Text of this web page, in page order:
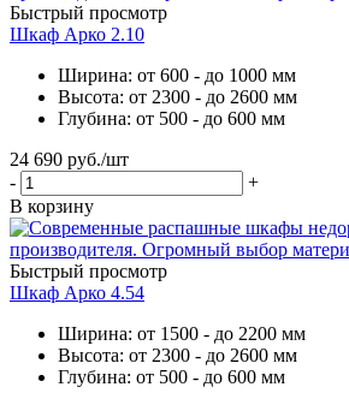
Быстрый просмотр
Шкаф Арко 2.10
Ширина: от 600 - до 1000 мм
Высота: от 2300 - до 2600 мм
Глубина: от 500 - до 600 мм
24 690 руб./шт
-
+
В корзину
Быстрый просмотр
Шкаф Арко 4.54
Ширина: от 1500 - до 2200 мм
Высота: от 2300 - до 2600 мм
Глубина: от 500 - до 600 мм